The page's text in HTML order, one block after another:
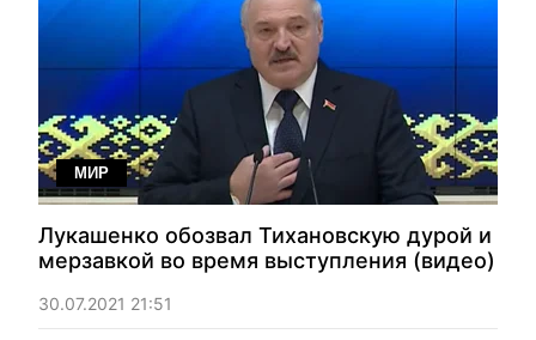
МИР
Лукашенко обозвал Тихановскую дурой и
мерзавкой во время выступления (видео)
30.07.2021 21:51